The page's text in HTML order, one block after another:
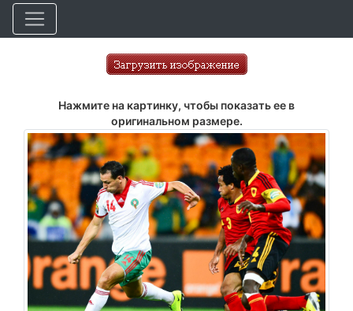
Нажмите на картинку, чтобы показать ее в
оригинальном размере.